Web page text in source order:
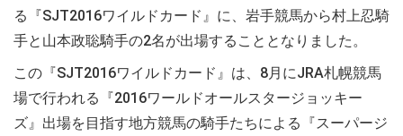
る『SJT2016ワイルドカード』に、岩手競馬から村上忍騎
手と山本政聡騎手の2名が出場することとなりました。
この『SJT2016ワイルドカード』は、8月にJRA札幌競馬
場で行われる『2016ワールドオールスタージョッキー
ズ』出場を目指す地方競馬の騎手たちによる『スーパージ